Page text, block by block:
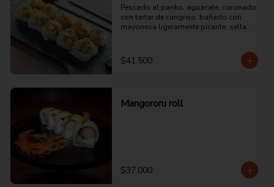
Pescado al panko, aguacate, coronado
con tartar de cangrejo, bañado con
mayonesa ligeramente picante, sellado
$41.500
Mangororu roll
$37.000